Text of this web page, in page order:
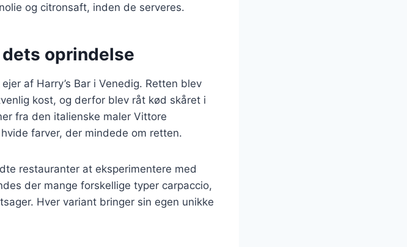
og citronsaft, inden de serveres.
oprindelse
af Harry’s Bar i Venedig. Retten blev
kost, og derfor blev råt kød skåret i
fra den italienske maler Vittore
farver, der mindede om retten.
restauranter at eksperimentere med
der mange forskellige typer carpaccio,
Hver variant bringer sin egen unikke